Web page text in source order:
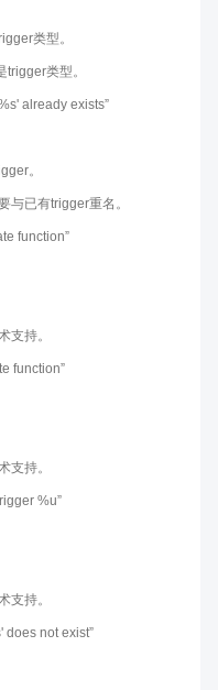
类型。
类型。
already exists”
。
与已有trigger重名。
function”
支持。
function”
支持。
%u”
支持。
does not exist”